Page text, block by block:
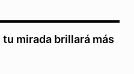
mirada brillará más